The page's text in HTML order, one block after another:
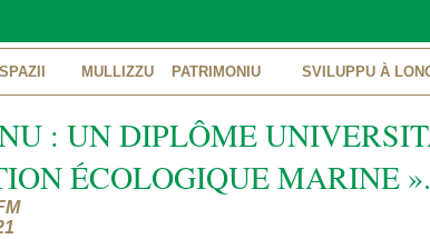
SPAZII MULLIZZU PATRIMONIU SVILUPPU À
: UN DIPLÔME
ÉCOLOGIQUE MARINE ».